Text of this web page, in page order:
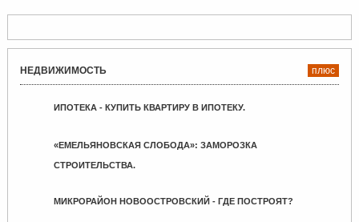
НЕДВИЖИМОСТЬ плюс
ИПОТЕКА - КУПИТЬ КВАРТИРУ В ИПОТЕКУ.
«ЕМЕЛЬЯНОВСКАЯ СЛОБОДА»: ЗАМОРОЗКА
СТРОИТЕЛЬСТВА.
МИКРОРАЙОН НОВООСТРОВСКИЙ - ГДЕ ПОСТРОЯТ?